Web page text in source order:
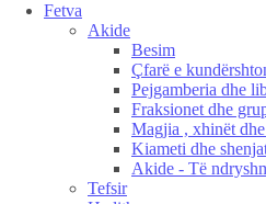
Fetva
Akide
Besim
Çfarë e
Pejgamberia dhe
Fraksionet dhe
Magjia , xhinët
Kiameti dhe
Akide - Të
Tefsir